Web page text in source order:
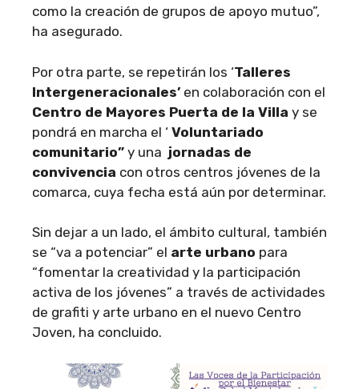
como la creación de grupos de apoyo mutuo”,
ha asegurado.
Por otra parte, se repetirán los ‘Talleres
Intergeneracionales’ en colaboración con el
Centro de Mayores Puerta de la Villa y se
pondrá en marcha el ‘ Voluntariado
comunitario” y una jornadas de
convivencia con otros centros jóvenes de la
comarca, cuya fecha está aún por determinar.
Sin dejar a un lado, el ámbito cultural, también
se “va a potenciar” el arte urbano para
“fomentar la creatividad y la participación
activa de los jóvenes” a través de actividades
de grafiti y arte urbano en el nuevo Centro
Joven, ha concluido.